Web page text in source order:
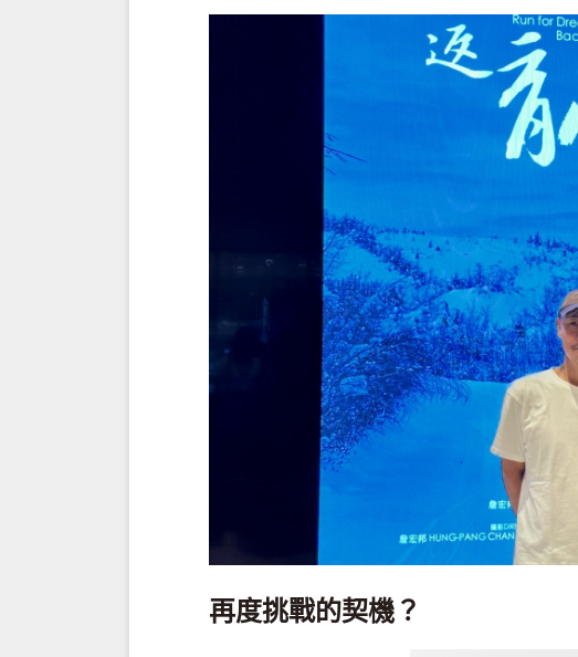
再度挑戰的契機？